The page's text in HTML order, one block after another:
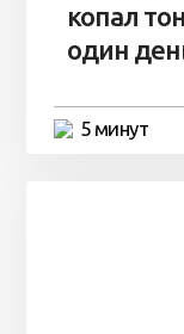
копал
один
5 минут